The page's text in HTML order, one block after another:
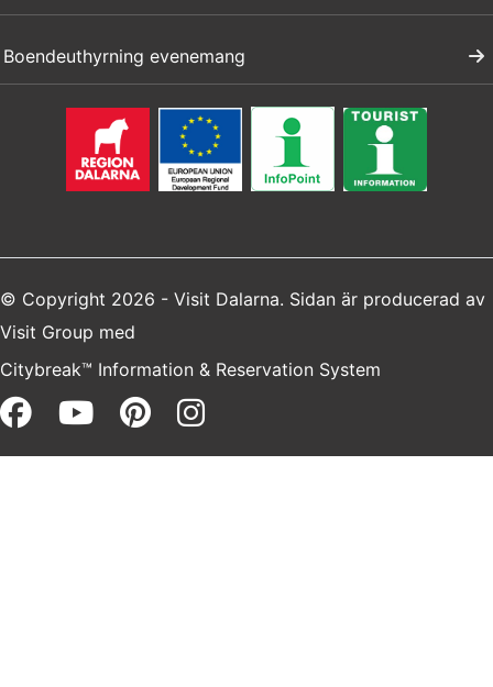
Boendeuthyrning evenemang
© Copyright 2026 - Visit Dalarna. Sidan är producerad av
Visit Group med
Citybreak™ Information & Reservation System
Facebook (opens in a new
Youtube (opens in a new
Pinterest (opens in a
Instagram (opens